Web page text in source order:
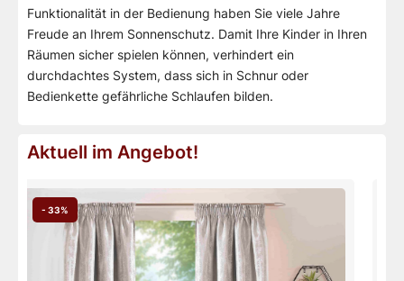
Funktionalität in der Bedienung haben Sie viele Jahre
Freude an Ihrem Sonnenschutz. Damit Ihre Kinder in Ihren
Räumen sicher spielen können, verhindert ein
durchdachtes System, dass sich in Schnur oder
Bedienkette gefährliche Schlaufen bilden.
Aktuell im Angebot!
- 33%